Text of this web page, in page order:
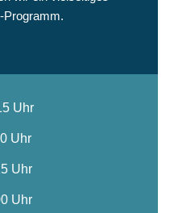
Programm.
Uhr
Uhr
Uhr
Uhr